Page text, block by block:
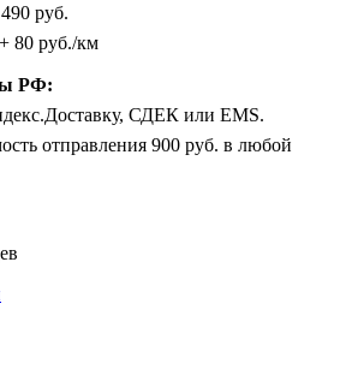
руб.
80 руб./км
РФ:
СДЕК или EMS.
отправления 900 руб. в любой